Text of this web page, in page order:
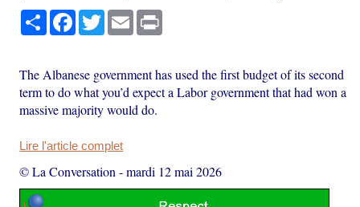
PartagerFacebook
TwitterEmail
The Albanese government has used the first budget of its second
term to do what you’d expect a Labor government that had won a
massive majority would do.
Lire l'article complet
© La Conversation -mardi 12 mai 2026